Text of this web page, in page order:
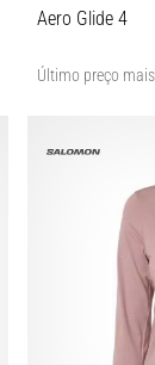
Aero Glide 4
Último preço
42